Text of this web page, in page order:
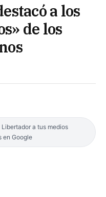
a los
de los
Libertador a tus medios
en Google